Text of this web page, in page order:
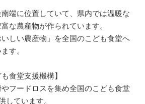
端に位置していて、県内では温暖な
な農産物が作られています。
しい農産物」を全国のこども食堂へ
す。
食堂支援機構】
フードロスを集め全国のこども食堂
しています。